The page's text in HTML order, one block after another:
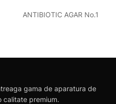
ANTIBIOTIC AGAR No.1
gama de aparatura de
calitate premium.